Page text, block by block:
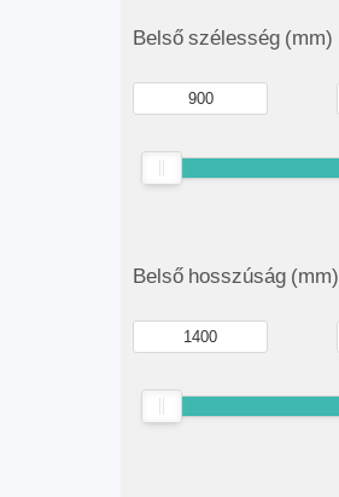
Belső szélesség (mm)
Belső hosszúság (mm)